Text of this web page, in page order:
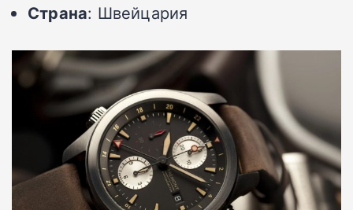
Страна: Швейцария